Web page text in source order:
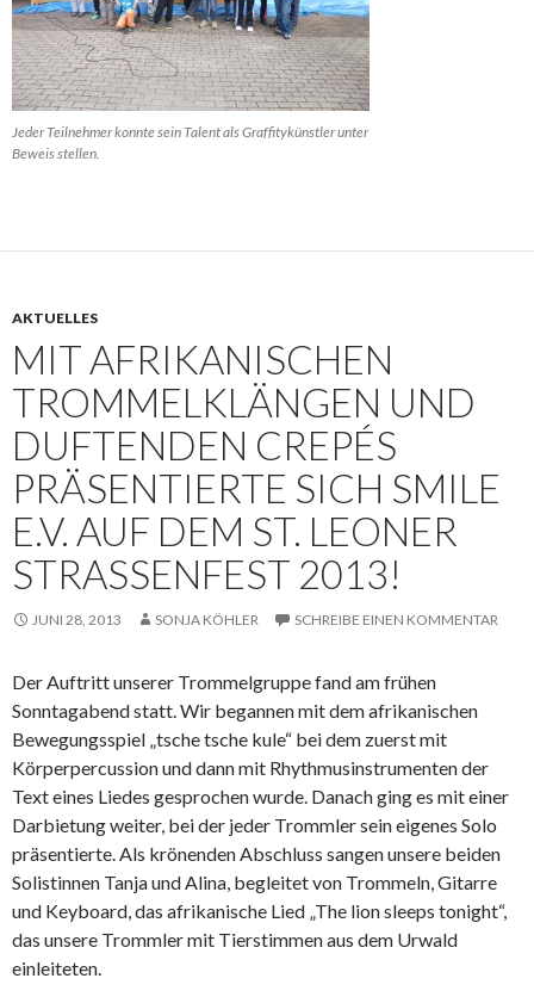
Jeder Teilnehmer konnte sein Talent als Graffitykünstler unter
Beweis stellen.
AKTUELLES
MIT AFRIKANISCHEN
TROMMELKLÄNGEN UND
DUFTENDEN CREPÉS
PRÄSENTIERTE SICH SMILE
E.V. AUF DEM ST. LEONER
STRASSENFEST 2013!
JUNI 28, 2013 SONJA KÖHLER SCHREIBE EINEN KOMMENTAR
Der Auftritt unserer Trommelgruppe fand am frühen
Sonntagabend statt. Wir begannen mit dem afrikanischen
Bewegungsspiel „tsche tsche kule“ bei dem zuerst mit
Körperpercussion und dann mit Rhythmusinstrumenten der
Text eines Liedes gesprochen wurde. Danach ging es mit einer
Darbietung weiter, bei der jeder Trommler sein eigenes Solo
präsentierte. Als krönenden Abschluss sangen unsere beiden
Solistinnen Tanja und Alina, begleitet von Trommeln, Gitarre
und Keyboard, das afrikanische Lied „The lion sleeps tonight“,
das unsere Trommler mit Tierstimmen aus dem Urwald
einleiteten.